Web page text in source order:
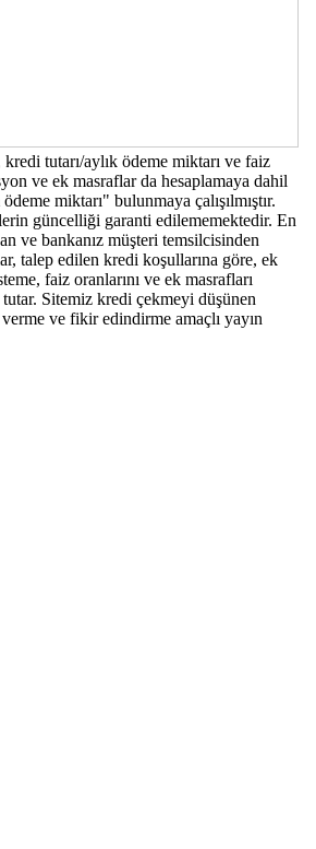
kredi tutarı/aylık ödeme miktarı ve faiz
ve ek masraflar da hesaplamaya dahil
miktarı" bulunmaya çalışılmıştır.
güncelliği garanti edilememektedir. En
ve bankanız müşteri temsilcisinden
talep edilen kredi koşullarına göre, ek
faiz oranlarını ve ek masrafları
tutar. Sitemiz kredi çekmeyi düşünen
ve fikir edindirme amaçlı yayın